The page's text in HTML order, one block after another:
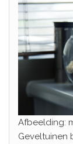
Afbeelding:
Geveltuinen